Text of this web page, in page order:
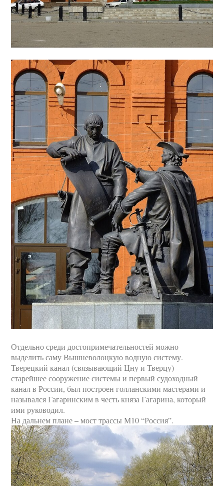
Отдельно среди достопримечательностей можно
выделить саму Вышневолоцкую водную систему.
Тверецкий канал (связывающий Цну и Тверцу) –
старейшее сооружение системы и первый судоходный
канал в России, был построен голланскими мастерами и
назывался Гагаринским в честь княза Гагарина, который
ими руководил.
На дальнем плане – мост трассы М10 “Россия”.